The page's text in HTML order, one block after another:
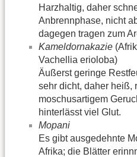
Harzhaltig, daher
Anbrennphase, nicht
dagegen tragen zum
Kameldornakazie
Vachellia erioloba)
Äußerst geringe
sehr dicht, daher heiß,
moschusartigem
hinterlässt viel Glut.
Mopani
Es gibt ausgedehnte
Afrika; die Blätter